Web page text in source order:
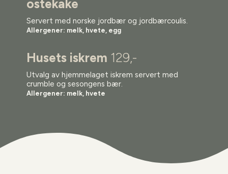
ostekake
Servert med norske jordbær og jordbærcoulis.
Allergener: melk, hvete, egg
Husets iskrem 129,-
Utvalg av hjemmelaget iskrem servert med
crumble og sesongens bær.
Allergener: melk, hvete